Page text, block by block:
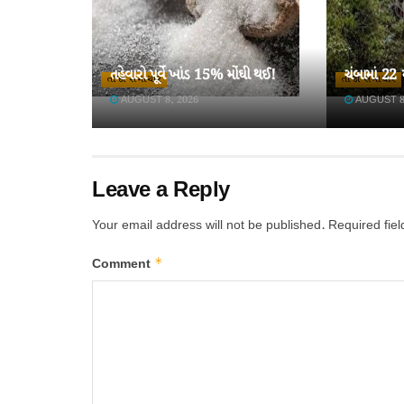
તાજા સમાચાર
તહેવારો પૂર્વે ખાંડ 15% મોંઘી થઈ!
AUGUST 8, 2026
તાજા સમાચાર
ચંબામાં 22
AUGUST
Leave a Reply
Your email address will not be published. Required
Comment *